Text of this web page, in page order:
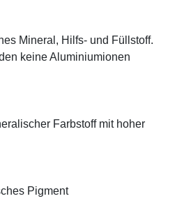
Mineral, Hilfs- und Füllstoff.
keine Aluminiumionen
Farbstoff mit hoher
Pigment